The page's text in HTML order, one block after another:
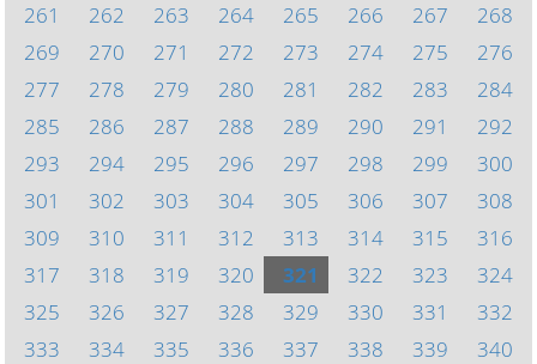
261
262 263 264 265 266 267
268
269
270 271 272 273 274 275
276
277
278 279 280 281 282 283
284
285
286 287 288 289 290 291
292
293
294 295 296 297 298 299
300
301
302 303 304 305 306 307
308
309
310 311 312 313 314 315
316
317
318 319 320 321 322 323
324
325
326 327 328 329 330 331
332
333
334 335 336 337 338 339
340